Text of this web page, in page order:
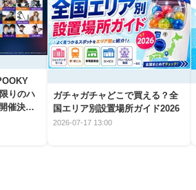
りのハ
催決
ガチャガチャどこで買える？全
国エリア別設置場所ガイド2026
2026-07-17 13:00